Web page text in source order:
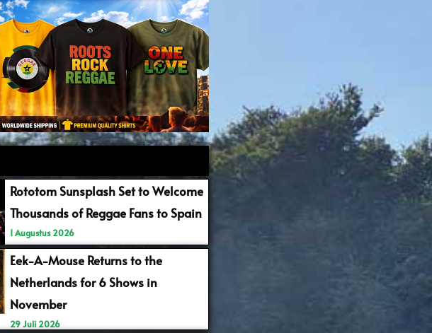
Rototom Sunsplash Set to Welcome
Thousands of Reggae Fans to Spain
1 Augustus 2026
Eek-A-Mouse Returns to the
Netherlands for 6 Shows in
November
29 Juli 2026